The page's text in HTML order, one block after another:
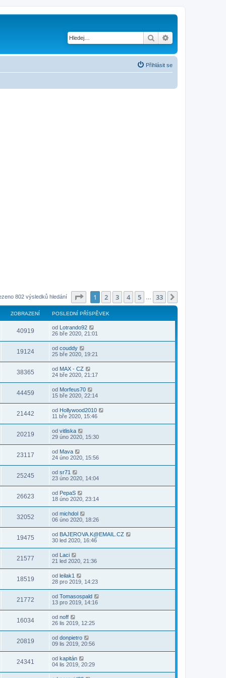
Hledat
Přihlásit se
802 výsledků hledání Stránka z
1 2 3 4 5 33
ZOBRAZENÍ POSLEDNÍ PŘÍSPĚVEK
40919 od Lotrando92
26 bře 2020, 21:01
19124 od couddy
25 bře 2020, 19:21
38365 od MAX - CZ
24 bře 2020, 21:17
44459 od Morfeus70
15 bře 2020, 22:14
21442 od Hollywood2010
11 bře 2020, 15:46
20219 od vitliska
29 úno 2020, 15:30
23117 od Mava
24 úno 2020, 15:56
25245 od sr71
23 úno 2020, 14:04
26623 od PepaS
18 úno 2020, 23:14
32052 od michdol
06 úno 2020, 18:26
19475 od BAJEROVA.K@EMAIL.CZ
30 led 2020, 16:46
21577 od Laci
21 led 2020, 21:36
18519 od leilak1
28 pro 2019, 14:23
21772 od Tomasospald
13 pro 2019, 14:16
16034 od noff
26 lis 2019, 12:25
20819 od donpietro
09 lis 2019, 20:56
24341 od kapitán
04 lis 2019, 20:29